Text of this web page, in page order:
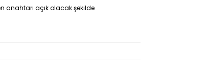
anahtarı açık olacak şekilde